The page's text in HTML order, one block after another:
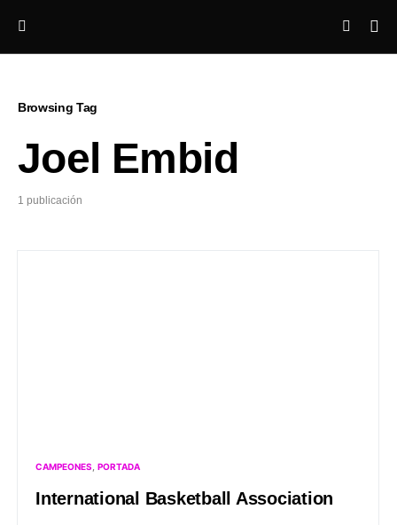
Browsing Tag
Joel Embid
1 publicación
CAMPEONES PORTADA
International Basketball Association